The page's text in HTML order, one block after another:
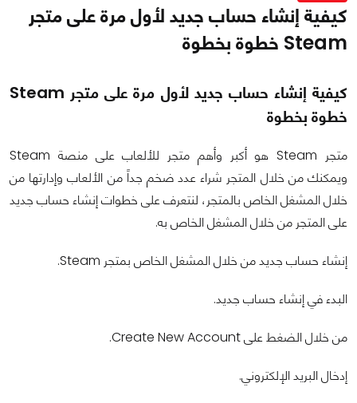
كيفية إنشاء حساب جديد لأول مرة على متجر
Steam خطوة بخطوة
كيفية إنشاء حساب جديد لأول مرة على متجر Steam
خطوة بخطوة
متجر Steam هو أكبر وأهم متجر للألعاب على منصة Steam
ويمكنك من خلال المتجر شراء عدد ضخم جداً من الألعاب وإدارتها من
خلال المشغل الخاص بالمتجر، لنتعرف على خطوات إنشاء حساب جديد
على المتجر من خلال المشغل الخاص به.
إنشاء حساب جديد من خلال المشغل الخاص بمتجر Steam.
البدء في إنشاء حساب جديد.
من خلال الضغط على Create New Account.
إدخال البريد الإلكتروني.